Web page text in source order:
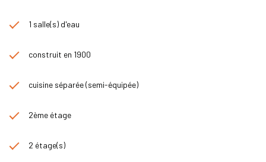
1 salle(s) d'eau
construit en 1900
cuisine séparée (semi-équipée)
2ème étage
2 étage(s)